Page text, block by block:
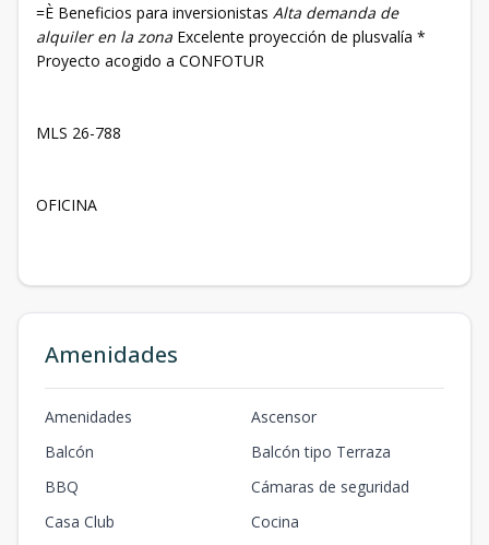
=È Beneficios para inversionistas Alta demanda de
alquiler en la zona Excelente proyección de plusvalía *
Proyecto acogido a CONFOTUR
MLS 26-788
OFICINA
Amenidades
Amenidades
Ascensor
Balcón
Balcón tipo Terraza
BBQ
Cámaras de seguridad
Casa Club
Cocina